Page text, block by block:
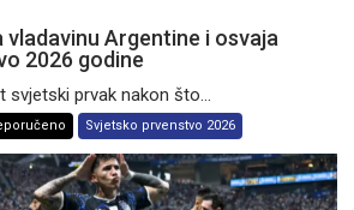
vladavinu Argentine i osvaja
2026 godine
svjetski prvak nakon što...
Svjetsko prvenstvo 2026